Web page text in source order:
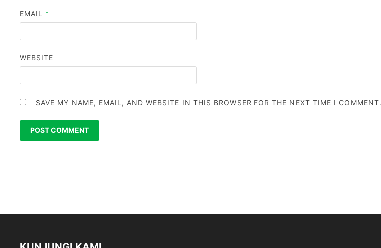
EMAIL *
WEBSITE
SAVE MY NAME, EMAIL, AND WEBSITE IN THIS BROWSER FOR THE NEXT TIME I COMMENT.